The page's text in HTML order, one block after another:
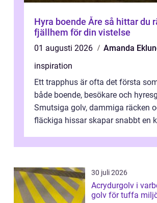
Hyra boende Åre så hittar du rätt
fjällhem för din vistelse
01 augusti 2026
Amanda
inspiration
Ett trapphus är ofta det första
både boende, besökare och
Smutsiga golv, dammiga räcken
fläckiga hissar skapar snabbt en
omtan...
30 juli 2026
Acrydurgolv i varberg
golv för tuffa